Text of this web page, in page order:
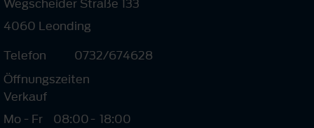
Wegscheider Straße 133
4060 Leonding
Telefon
0732/674628
Öffnungszeiten
Verkauf
Mo - Fr
08:00- 18:00